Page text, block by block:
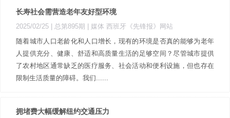
长寿社会需营造老年友好型环境
2025/02/25 | 总第895期
| 媒体 西班牙《先锋报》网站
随着城市人口老龄化和人口增长，现有的环境是否真的能够为老年
人提供充分、健康、舒适和高质量生活的足够空间？尽管城市提供
了农村地区通常缺乏的医疗服务、社会活动和便利设施，但也存在
限制生活质量的障碍。我们......
拥堵费大幅缓解纽约交通压力